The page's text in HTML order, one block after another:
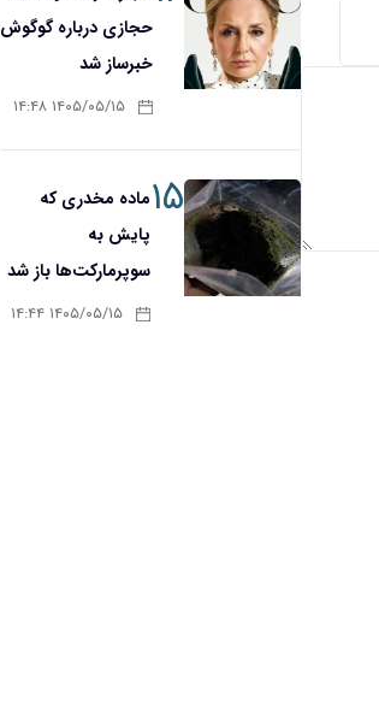
حجازی درباره گوگوش
خبرساز شد
۱۴۰۵/۰۵/۱۵ ۱۴:۴۸
۱۵ماده مخدری که
پایش به
سوپرمارکت‌ها باز شد
۱۴۰۵/۰۵/۱۵ ۱۴:۴۴